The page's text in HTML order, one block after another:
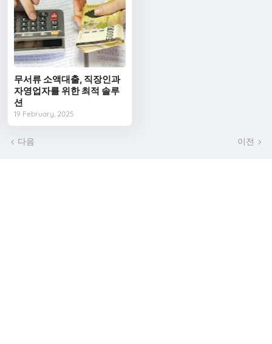
무서류 소액대출, 직장인과
자영업자를 위한 최적 솔루
션
19 February, 2025
다음 이전